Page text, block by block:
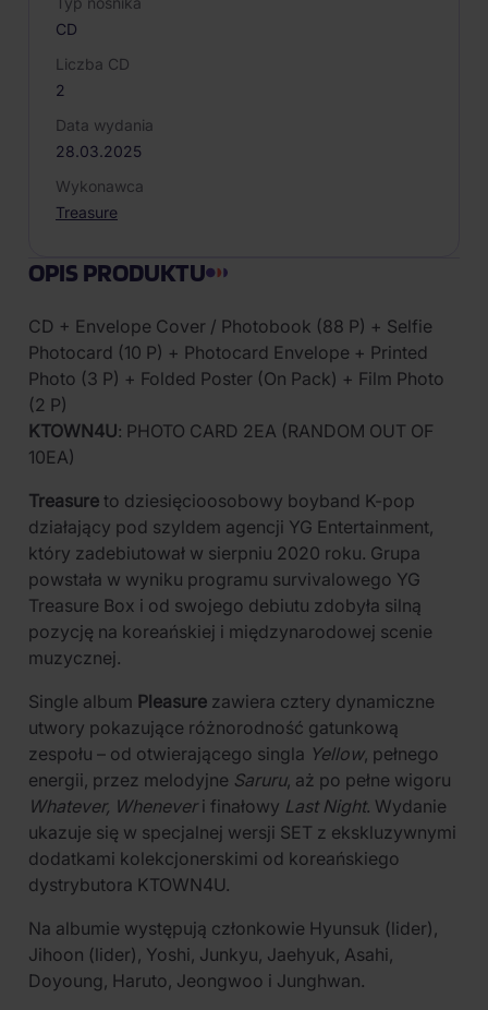
CD
Liczba CD
2
Data wydania
28.03.2025
Wykonawca
Treasure
OPIS PRODUKTU
CD + Envelope Cover / Photobook (88 P) + Selfie
Photocard (10 P) + Photocard Envelope + Printed
Photo (3 P) + Folded Poster (On Pack) + Film Photo
(2 P)
KTOWN4U: PHOTO CARD 2EA (RANDOM OUT OF
10EA)
Treasure to dziesięcioosobowy boyband K-pop
działający pod szyldem agencji YG Entertainment,
który zadebiutował w sierpniu 2020 roku. Grupa
powstała w wyniku programu survivalowego YG
Treasure Box i od swojego debiutu zdobyła silną
pozycję na koreańskiej i międzynarodowej scenie
muzycznej.
Single album Pleasure zawiera cztery dynamiczne
utwory pokazujące różnorodność gatunkową
zespołu – od otwierającego singla Yellow, pełnego
energii, przez melodyjne Saruru, aż po pełne wigoru
Whatever, Wheneveri finałowy Last Night. Wydanie
ukazuje się w specjalnej wersji SET z ekskluzywnymi
dodatkami kolekcjonerskimi od koreańskiego
dystrybutora KTOWN4U.
Na albumie występują członkowie Hyunsuk (lider),
Jihoon (lider), Yoshi, Junkyu, Jaehyuk, Asahi,
Doyoung, Haruto, Jeongwoo i Junghwan.